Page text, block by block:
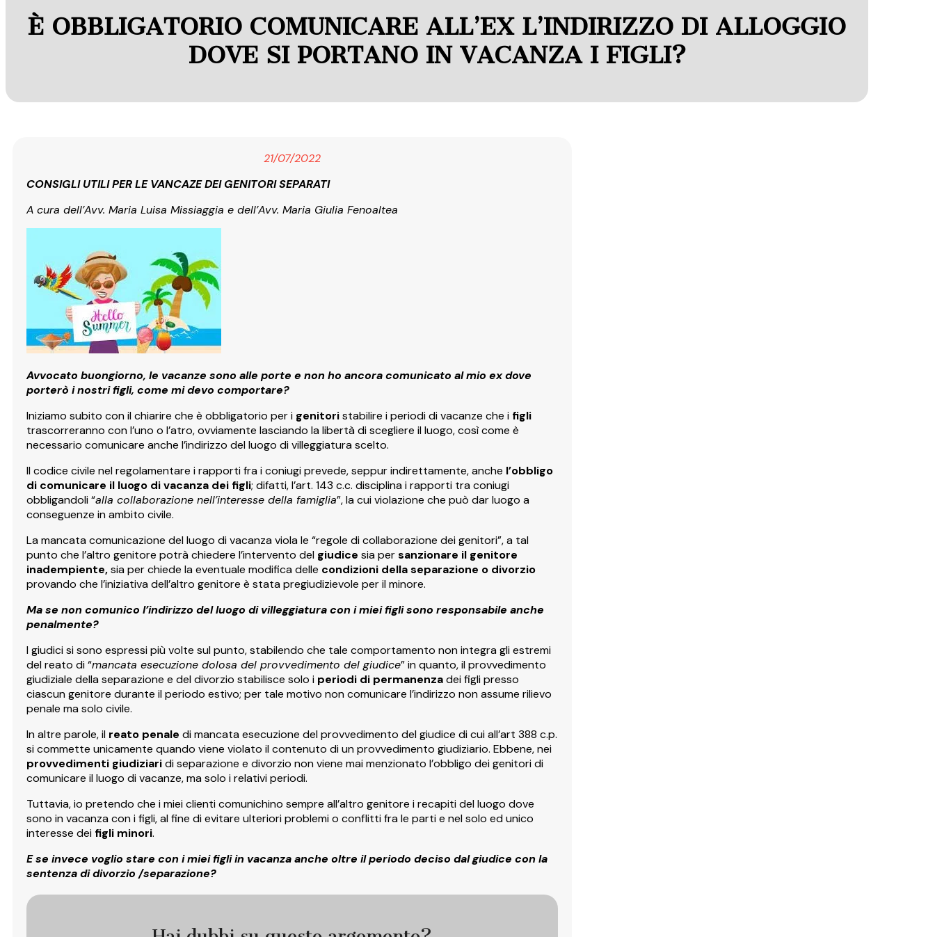
È OBBLIGATORIO COMUNICARE ALL’EX L’INDIRIZZO DI ALLOGGIO
DOVE SI PORTANO IN VACANZA I FIGLI?
21/07/2022
CONSIGLI UTILI PER LE VANCAZE DEI GENITORI SEPARATI
A cura dell’Avv. Maria Luisa Missiaggia e dell’Avv. Maria Giulia Fenoaltea
Avvocato buongiorno, le vacanze sono alle porte e non ho ancora comunicato al mio ex dove
porterò i nostri figli, come mi devo comportare?
Iniziamo subito con il chiarire che è obbligatorio per i genitoristabilire i periodi di vacanze che i figli
trascorreranno con l’uno o l’atro, ovviamente lasciando la libertà di scegliere il luogo, così come è
necessario comunicare anche l’indirizzo del luogo di villeggiatura scelto.
Il codice civile nel regolamentare i rapporti fra i coniugi prevede, seppur indirettamente, anche l’obbligo
di comunicare il luogo di vacanza dei figli; difatti, l’art. 143 c.c. disciplina i rapporti tra coniugi
obbligandoli “alla collaborazione nell’interesse della famiglia”, la cui violazione che può dar luogo a
conseguenze in ambito civile.
La mancata comunicazione del luogo di vacanza viola le “regole di collaborazione dei genitori”, a tal
punto che l’altro genitore potrà chiedere l’intervento del giudice sia persanzionare il genitore
inadempiente,sia per chiede la eventuale modifica delle condizioni della separazione o divorzio
provando che l’iniziativa dell’altro genitore è stata pregiudizievole per il minore.
Ma se non comunico l’indirizzo del luogo di villeggiatura con i miei figli sono responsabile anche
penalmente?
I giudici si sono espressi più volte sul punto, stabilendo che tale comportamento non integra gli estremi
del reato di “mancata esecuzione dolosa del provvedimento del giudice” in quanto, il provvedimento
giudiziale della separazione e del divorzio stabilisce solo i periodi di permanenzadei figli presso
ciascun genitore durante il periodo estivo; per tale motivo non comunicare l’indirizzo non assume rilievo
penale ma solo civile.
In altre parole, il reato penale di mancata esecuzione del provvedimento del giudice di cui all’art 388 c.p.
si commette unicamente quando viene violato il contenuto di un provvedimento giudiziario. Ebbene, nei
provvedimenti giudiziaridi separazione e divorzio non viene mai menzionato l’obbligo dei genitori di
comunicare il luogo di vacanze, ma solo i relativi periodi.
Tuttavia, io pretendo che i miei clienti comunichino sempre all’altro genitore i recapiti del luogo dove
sono in vacanza con i figli, al fine di evitare ulteriori problemi o conflitti fra le parti e nel solo ed unico
interesse dei figli minori.
E se invece voglio stare con i miei figli in vacanza anche oltre il periodo deciso dal giudice con la
sentenza di divorzio /separazione?